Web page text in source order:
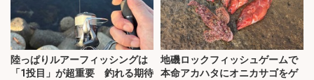
陸っぱりルアーフィッシングは
「1投目」が超重要 釣れる期待
地磯ロックフィッシュゲームで
本命アカハタにオニカサゴをゲ